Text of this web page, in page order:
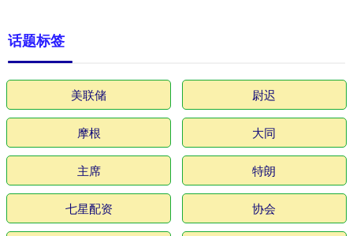
话题标签
美联储 尉迟
摩根 大同
主席 特朗
七星配资 协会